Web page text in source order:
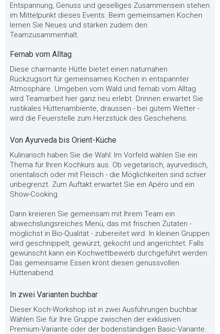
Entspannung, Genuss und geselliges Zusammensein stehen
im Mittelpunkt dieses Events. Beim gemeinsamen Kochen
lernen Sie Neues und stärken zudem den
Teamzusammenhalt.
Fernab vom Alltag
Diese charmante Hütte bietet einen naturnahen
Rückzugsort für gemeinsames Kochen in entspannter
Atmosphäre. Umgeben vom Wald und fernab vom Alltag
wird Teamarbeit hier ganz neu erlebt. Drinnen erwartet Sie
rustikales Hüttenambiente, draussen - bei gutem Wetter -
wird die Feuerstelle zum Herzstück des Geschehens.
Von Ayurveda bis Orient-Küche
Kulinarisch haben Sie die Wahl: Im Vorfeld wählen Sie ein
Thema für Ihren Kochkurs aus. Ob vegetarisch, ayurvedisch,
orientalisch oder mit Fleisch - die Möglichkeiten sind schier
unbegrenzt. Zum Auftakt erwartet Sie ein Apéro und ein
Show-Cooking.
Dann kreieren Sie gemeinsam mit Ihrem Team ein
abwechslungsreiches Menü, das mit frischen Zutaten -
möglichst in Bio-Qualität - zubereitet wird. In kleinen Gruppen
wird geschnippelt, gewürzt, gekocht und angerichtet. Falls
gewünscht kann ein Kochwettbewerb durchgeführt werden.
Das gemeinsame Essen krönt diesen genussvollen
Hüttenabend.
In zwei Varianten buchbar
Dieser Koch-Workshop ist in zwei Ausführungen buchbar.
Wählen Sie für Ihre Gruppe zwischen der exklusiven
Premium-Variante oder der bodenständigen Basic-Variante.